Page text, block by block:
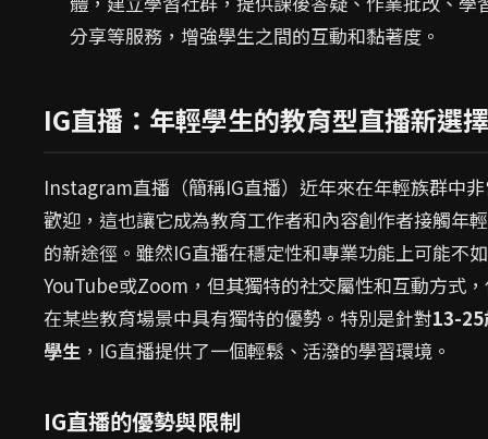
分享等服務，增強學生之間的互動和黏著度。
IG直播：年輕學生的教育型直播新選
Instagram直播（簡稱IG直播）近年來在年輕族群中
歡迎，這也讓它成為教育工作者和內容創作者接觸年
的新途徑。雖然IG直播在穩定性和專業功能上可能不如
YouTube或Zoom，但其獨特的社交屬性和互動方式
在某些教育場景中具有獨特的優勢。特別是針對13-25
學生 ，IG直播提供了一個輕鬆、活潑的學習環境。
IG直播的優勢與限制